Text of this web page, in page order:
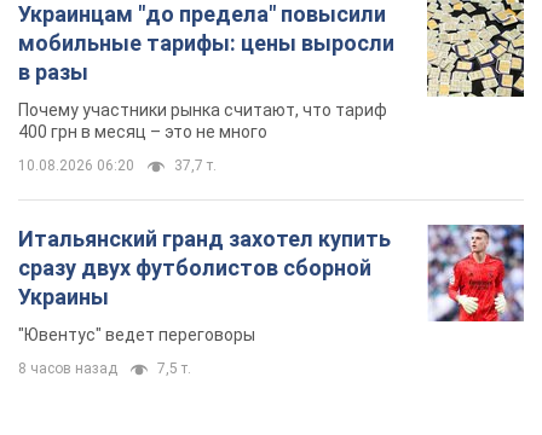
Украинцам "до предела" повысили
мобильные тарифы: цены выросли
в разы
Почему участники рынка считают, что тариф
400 грн в месяц – это не много
10.08.2026 06:20 37,7 т.
Итальянский гранд захотел купить
сразу двух футболистов сборной
Украины
"Ювентус" ведет переговоры
8 часов назад 7,5 т.